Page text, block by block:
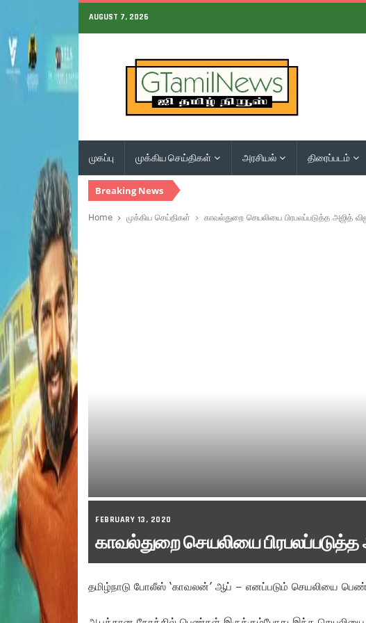
AUGUST 7, 2026
முகப்பு முக்கிய செய்திகள் அரசியல் திரைப்படம்
Breaking News
Home முக்கிய செய்திகள் காவல்துறை செயலியை பிரபலப்படுத்த அஜித்
FEBRUARY 13, 2020
காவல்துறை செயலியை
தமிழ்நாடு போலீஸ் ‘காவலன்’ ஆப் – எனப்படும் செயலியை